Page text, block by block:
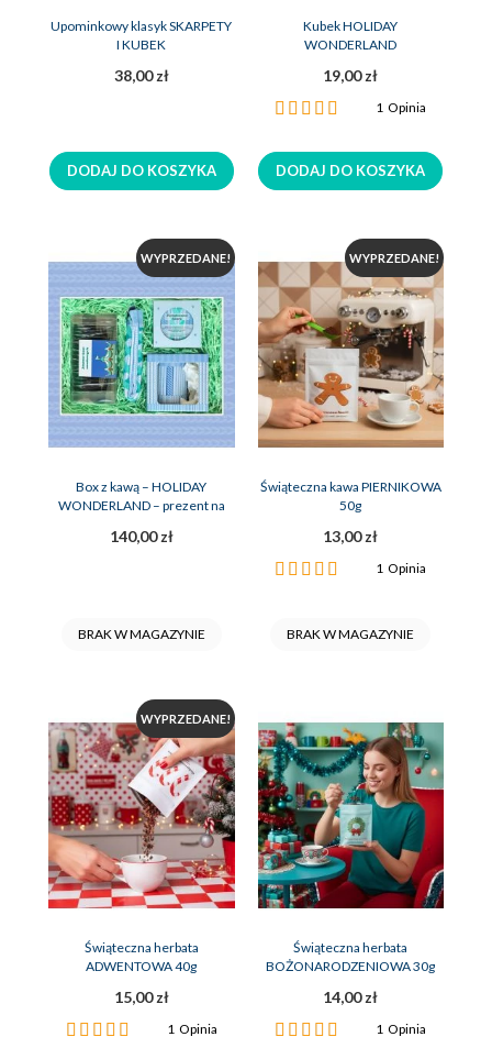
Upominkowy klasyk SKARPETY
I KUBEK
38,00 zł
DODAJ DO KOSZYKA
Kubek HOLIDAY
WONDERLAND
19,00 zł
Ocena:
1Opinia
DODAJ DO KOSZYKA
WYPRZEDANE!
Box z kawą – HOLIDAY
WONDERLAND – prezent na
140,00 zł
BRAK W MAGAZYNIE
WYPRZEDANE!
Świąteczna kawa PIERNIKOWA
50g
13,00 zł
Ocena:
1Opinia
BRAK W MAGAZYNIE
WYPRZEDANE!
Świąteczna herbata
ADWENTOWA 40g
15,00 zł
Ocena:
1 Opinia
Świąteczna herbata
BOŻONARODZENIOWA 30g
14,00 zł
Ocena:
1Opinia